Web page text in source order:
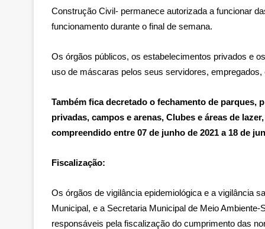
Construção Civil- permanece autorizada a funcionar
funcionamento durante o final de semana.
Os órgãos públicos, os estabelecimentos privados e
uso de máscaras pelos seus servidores,
Também fica decretado o fechamento de parques,
privadas, campos e arenas, Clubes e áreas de
compreendido entre 07 de junho de 2021 a 18 de
Fiscalização:
Os órgãos de vigilância epidemiológica e a vigilância
Municipal, e a Secretaria Municipal de Meio
responsáveis pela fiscalização do cumprimento das